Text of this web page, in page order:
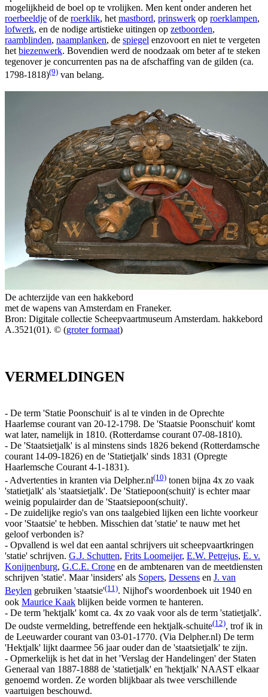
mogelijkheid de boel op te vrolijken. Men kent onder anderen het
roerbeeldje of de roerklik, het mastbord, prinswerk op roerklampen,
lofwerk, en de nodige artistieke uitingen op zetboorden,
raamblinden, naamplanken, de spiegel enzovoort en niet te vergeten
het biezenwerk. Bovendien werd de noodzaak om beter af te steken
tegenover je concurrenten pas na de afschaffing van de gilden (ca.
1798-1818)(9) van belang.
De achterzijde van een hakkebord
met de wapens van Amsterdam en Franeker.
Bron: Digitale collectie Scheepvaartmuseum Amsterdam. hakkebord
A.3521(01). © (groter formaat)
VERMELDINGEN
- De term 'Statie Poonschuit' is al te vinden in de Oprechte
Haarlemse courant van 20-12-1798. De 'Staatsie Poonschuit' komt
wat later, namelijk in 1810. (Rotterdamse courant 07-08-1810).
- De 'Staatsietjalk' is al minstens sinds 1826 bekend (Rotterdamsche
courant 14-09-1826) en de 'Statietjalk' sinds 1831 (Opregte
Haarlemsche Courant 4-1-1831).
- Advertenties in kranten via Delpher.nl(10) tonen bijna 4x zo vaak
'statietjalk' als 'staatsietjalk'. De 'Statiepoon(schuit)' is echter maar
weinig populairder dan de 'Staatsiepoon(schuit)'.
- De zuidelijke regio's van ons taalgebied lijken een lichte voorkeur
voor 'Staatsie' te hebben. Misschien dat 'statie' te nauw met het
geloof verbonden is?
- Opvallend is wel dat een aantal schrijvers uit scheepvaartkringen
'statie' schrijven. G.J. Schutten, Frits Loomeijer, E.W. Petrejus, E. v.
Konijnenburg, G.C.E. Crone en de ambtenaren van de meetdiensten
schrijven 'statie'. Maar 'insiders' als Sopers, Dessens en J. van
Beylen gebruiken 'staatsie'(11). Nijhof's woordenboek uit 1940 en
ook Maurice Kaak blijken beide vormen te hanteren.
- De term 'hektjalk' komt ca. 4x zo vaak voor als de term 'statietjalk'.
De oudste vermelding, betreffende een hektjalk-schuite(12), trof ik in
de Leeuwarder courant van 03-01-1770. (Via Delpher.nl) De term
'Hektjalk' lijkt daarmee 56 jaar ouder dan de 'staatsietjalk' te zijn.
- Opmerkelijk is het dat in het 'Verslag der Handelingen' der Staten
Generaal van 1887-1888 de 'statietjalk' en 'hektjalk' NAAST elkaar
genoemd worden. Ze worden blijkbaar als twee verschillende
vaartuigen beschouwd.